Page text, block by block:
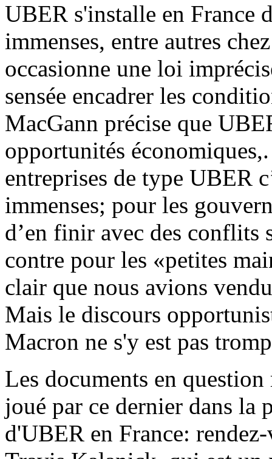
UBER s'installe en France
immenses, entre autres
occasionne une loi
sensée encadrer les
MacGann précise que
opportunités
entreprises de type UBER
immenses; pour les
d’en finir avec des conflits
contre pour les «petites
clair que nous avions
Mais le discours
Macron ne s'y est pas
Les documents en
joué par ce dernier dans
d'UBER en France: